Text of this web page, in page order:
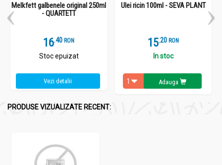
Melkfett galbenele original 250ml
- QUARTETT
16.4 RON
Stoc epuizat
Vezi detalii
Ulei ricin 100ml - SEVA PLANT
15.2 RON
In stoc
Adauga
PRODUSE VIZUALIZATE RECENT: